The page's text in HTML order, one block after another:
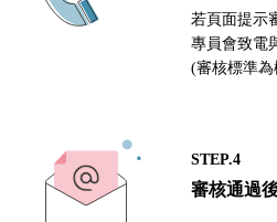
若頁面提示
專員會致電
(審核標準
STEP.4
審核通過